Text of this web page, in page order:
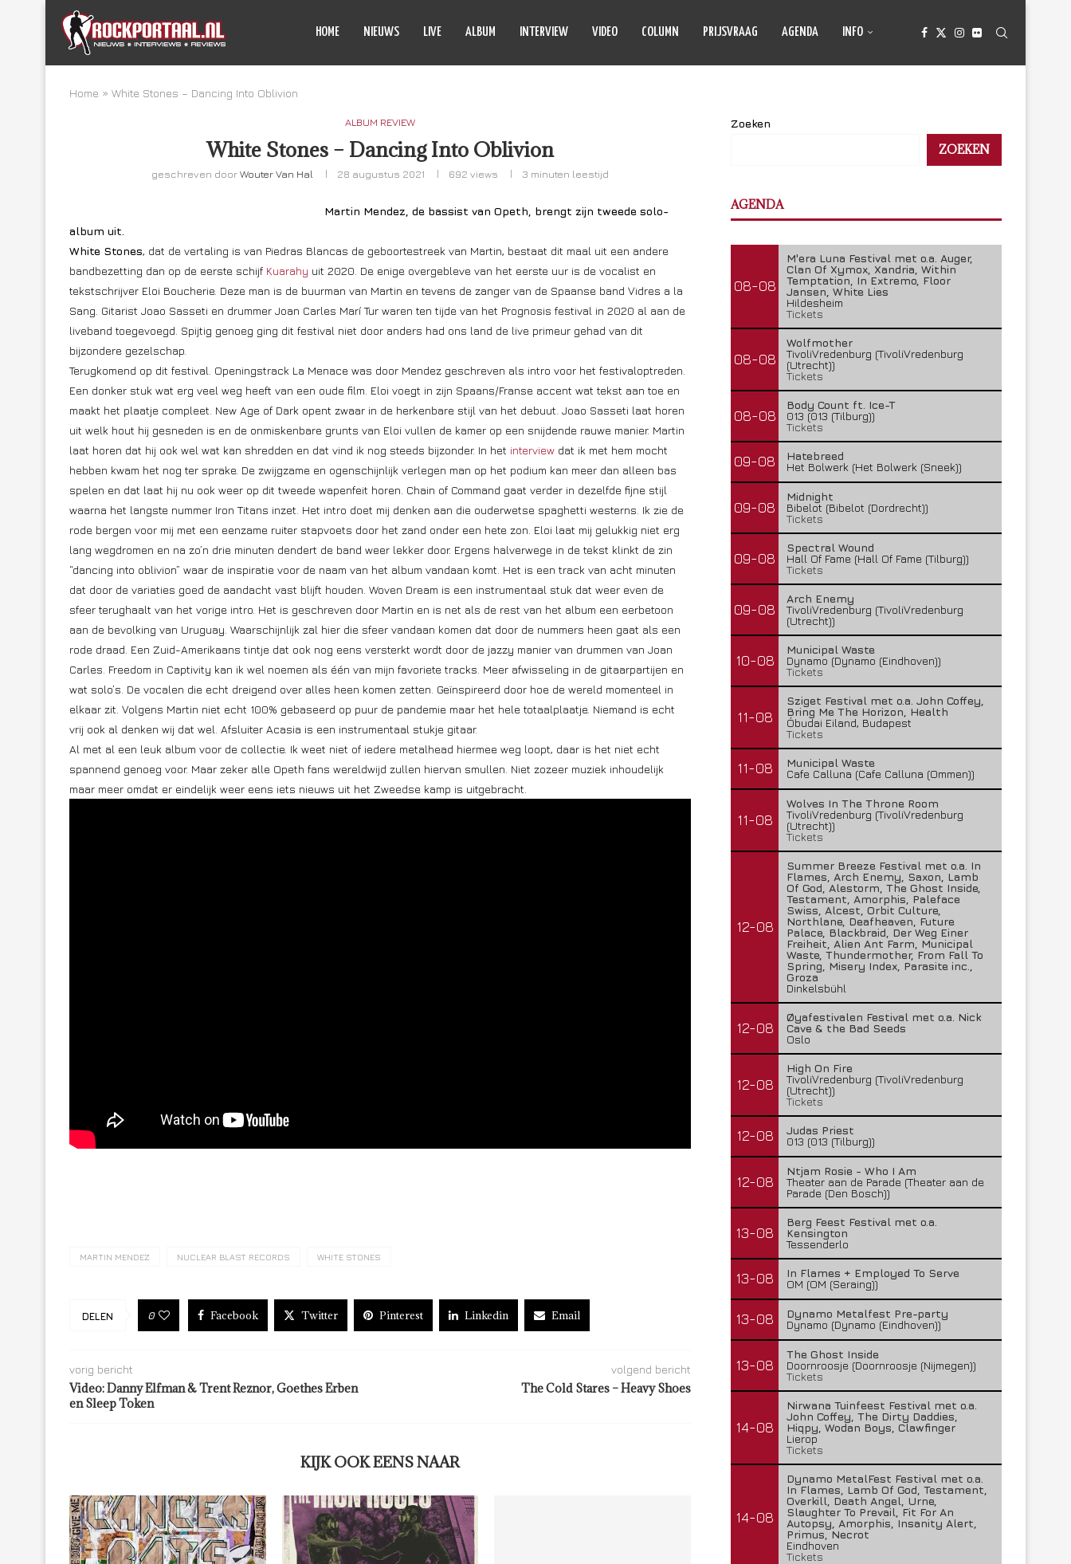
HOME NIEUWS LIVE ALBUM INTERVIEW VIDEO COLUMN PRIJSVRAAG AGENDA INFO
Home » White Stones – Dancing Into Oblivion
ALBUM REVIEW
White Stones – Dancing Into Oblivion
geschreven doorWouter Van Hal 28 augustus 2021 692 views 3 minuten leestijd
Martin Mendez, de bassist van Opeth, brengt zijn tweede solo-
album uit.
White Stones, dat de vertaling is van Piedras Blancas de geboortestreek van Martin, bestaat dit maal uit een andere
bandbezetting dan op de eerste schijf Kuarahy uit 2020. De enige overgebleve van het eerste uur is de vocalist en
tekstschrijver Eloi Boucherie. Deze man is de buurman van Martin en tevens de zanger van de Spaanse band Vidres a la
Sang. Gitarist Joao Sasseti en drummer Joan Carles Marí Tur waren ten tijde van het Prognosis festival in 2020 al aan de
liveband toegevoegd. Spijtig genoeg ging dit festival niet door anders had ons land de live primeur gehad van dit
bijzondere gezelschap.
Terugkomend op dit festival. Openingstrack La Menace was door Mendez geschreven als intro voor het festivaloptreden.
Een donker stuk wat erg veel weg heeft van een oude film. Eloi voegt in zijn Spaans/Franse accent wat tekst aan toe en
maakt het plaatje compleet. New Age of Dark opent zwaar in de herkenbare stijl van het debuut. Joao Sasseti laat horen
uit welk hout hij gesneden is en de onmiskenbare grunts van Eloi vullen de kamer op een snijdende rauwe manier. Martin
laat horen dat hij ook wel wat kan shredden en dat vind ik nog steeds bijzonder. In het interview dat ik met hem mocht
hebben kwam het nog ter sprake. De zwijgzame en ogenschijnlijk verlegen man op het podium kan meer dan alleen bas
spelen en dat laat hij nu ook weer op dit tweede wapenfeit horen. Chain of Command gaat verder in dezelfde fijne stijl
waarna het langste nummer Iron Titans inzet. Het intro doet mij denken aan die ouderwetse spaghetti westerns. Ik zie de
rode bergen voor mij met een eenzame ruiter stapvoets door het zand onder een hete zon. Eloi laat mij gelukkig niet erg
lang wegdromen en na zo’n drie minuten dendert de band weer lekker door. Ergens halverwege in de tekst klinkt de zin
“dancing into oblivion” waar de inspiratie voor de naam van het album vandaan komt. Het is een track van acht minuten
dat door de variaties goed de aandacht vast blijft houden. Woven Dream is een instrumentaal stuk dat weer even de
sfeer terughaalt van het vorige intro. Het is geschreven door Martin en is net als de rest van het album een eerbetoon
aan de bevolking van Uruguay. Waarschijnlijk zal hier die sfeer vandaan komen dat door de nummers heen gaat als een
rode draad. Een Zuid-Amerikaans tintje dat ook nog eens versterkt wordt door de jazzy manier van drummen van Joan
Carles. Freedom in Captivity kan ik wel noemen als één van mijn favoriete tracks. Meer afwisseling in de gitaarpartijen en
wat solo’s. De vocalen die echt dreigend over alles heen komen zetten. Geïnspireerd door hoe de wereld momenteel in
elkaar zit. Volgens Martin niet echt 100% gebaseerd op puur de pandemie maar het hele totaalplaatje. Niemand is echt
vrij ook al denken wij dat wel. Afsluiter Acasia is een instrumentaal stukje gitaar.
Al met al een leuk album voor de collectie. Ik weet niet of iedere metalhead hiermee weg loopt, daar is het niet echt
spannend genoeg voor. Maar zeker alle Opeth fans wereldwijd zullen hiervan smullen. Niet zozeer muziek inhoudelijk
maar meer omdat er eindelijk weer eens iets nieuws uit het Zweedse kamp is uitgebracht.
MARTIN MENDEZ NUCLEAR BLAST RECORDS WHITE STONES
DELEN 0 Facebook Twitter Pinterest Linkedin Email
vorig bericht
Video: Danny Elfman & Trent Reznor, Goethes Erben
en Sleep Token
volgend bericht
The Cold Stares – Heavy Shoes
KIJK OOK EENS NAAR
Zoeken
ZOEKEN
AGENDA
08-08
M'era Luna Festival met o.a. Auger,
Clan Of Xymox, Xandria, Within
Temptation, In Extremo, Floor
Jansen, White Lies
Hildesheim
Tickets
08-08
Wolfmother
TivoliVredenburg (TivoliVredenburg
(Utrecht))
Tickets
08-08
Body Count ft. Ice-T
013 (013 (Tilburg))
Tickets
09-08
Hatebreed
Het Bolwerk (Het Bolwerk (Sneek))
09-08
Midnight
Bibelot (Bibelot (Dordrecht))
Tickets
09-08
Spectral Wound
Hall Of Fame (Hall Of Fame (Tilburg))
Tickets
09-08
Arch Enemy
TivoliVredenburg (TivoliVredenburg
(Utrecht))
10-08
Municipal Waste
Dynamo (Dynamo (Eindhoven))
Tickets
11-08
Sziget Festival met o.a. John Coffey,
Bring Me The Horizon, Health
Óbudai Eiland, Budapest
Tickets
11-08
Municipal Waste
Cafe Calluna (Cafe Calluna (Ommen))
11-08
Wolves In The Throne Room
TivoliVredenburg (TivoliVredenburg
(Utrecht))
Tickets
12-08
Summer Breeze Festival met o.a. In
Flames, Arch Enemy, Saxon, Lamb
Of God, Alestorm, The Ghost Inside,
Testament, Amorphis, Paleface
Swiss, Alcest, Orbit Culture,
Northlane, Deafheaven, Future
Palace, Blackbraid, Der Weg Einer
Freiheit, Alien Ant Farm, Municipal
Waste, Thundermother, From Fall To
Spring, Misery Index, Parasite inc.,
Groza
Dinkelsbühl
12-08
Øyafestivalen Festival met o.a. Nick
Cave & the Bad Seeds
Oslo
12-08
High On Fire
TivoliVredenburg (TivoliVredenburg
(Utrecht))
Tickets
12-08
Judas Priest
013 (013 (Tilburg))
12-08
Ntjam Rosie - Who I Am
Theater aan de Parade (Theater aan de
Parade (Den Bosch))
13-08
Berg Feest Festival met o.a.
Kensington
Tessenderlo
13-08
In Flames + Employed To Serve
OM (OM (Seraing))
13-08
Dynamo Metalfest Pre-party
Dynamo (Dynamo (Eindhoven))
13-08
The Ghost Inside
Doornroosje (Doornroosje (Nijmegen))
Tickets
14-08
Nirwana Tuinfeest Festival met o.a.
John Coffey, The Dirty Daddies,
Hiqpy, Wodan Boys, Clawfinger
Lierop
Tickets
14-08
Dynamo MetalFest Festival met o.a.
In Flames, Lamb Of God, Testament,
Overkill, Death Angel, Urne,
Slaughter To Prevail, Fit For An
Autopsy, Amorphis, Insanity Alert,
Primus, Necrot
Eindhoven
Tickets